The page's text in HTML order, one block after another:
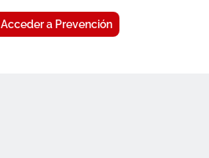
Acceder a Prevención